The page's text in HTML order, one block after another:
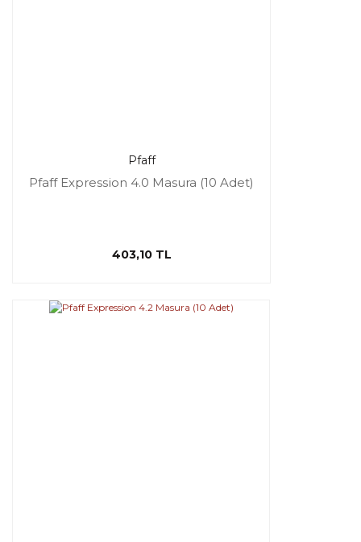
Pfaff
Pfaff Expression 4.0 Masura (10 Adet)
403,10 TL